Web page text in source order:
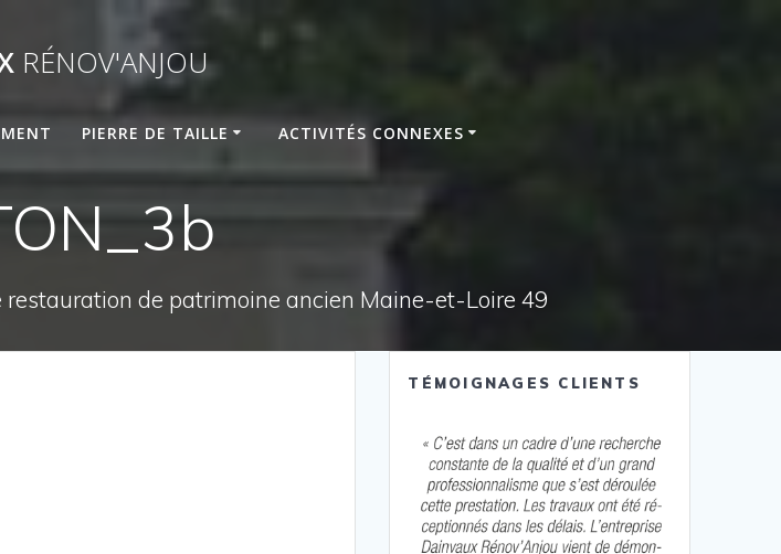
RÉNOV'ANJOU
PIERRE DE TAILLE ACTIVITÉS CONNEXES
restauration de patrimoine ancien Maine-et-Loire 49
TÉMOIGNAGES CLIENTS